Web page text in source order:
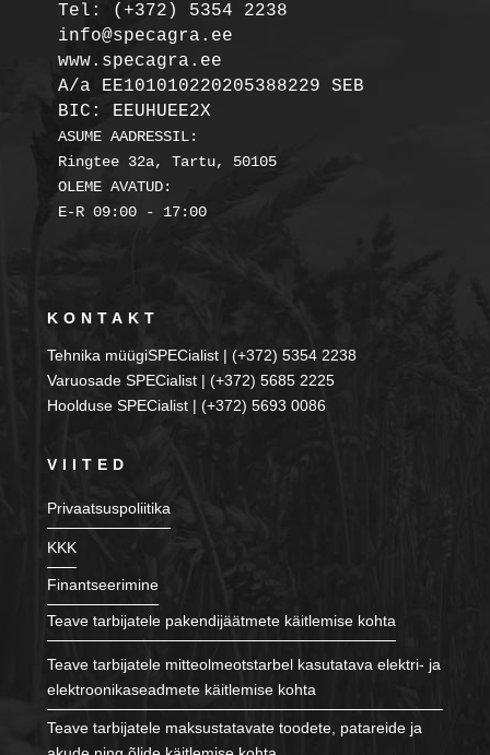
Tel: (+372) 5354 2238
info@specagra.ee
A/a EE101010220205388229 SEB
BIC: EEUHUEE2X
ASUME AADRESSIL:
Ringtee 32a, Tartu, 50105
OLEME AVATUD:
E-R 09:00 - 17:00
KONTAKT
Tehnika müügiSPECialist | (+372) 5354 2238
Varuosade SPECialist | (+372) 5685 2225
Hoolduse SPECialist | (+372) 5693 0086
VIITED
Privaatsuspoliitika
KKK
Finantseerimine
Teave tarbijatele pakendijäätmete käitlemise kohta
Teave tarbijatele mitteolmeotstarbel kasutatava elektri- ja
elektroonikaseadmete käitlemise kohta
Teave tarbijatele maksustatavate toodete, patareide ja